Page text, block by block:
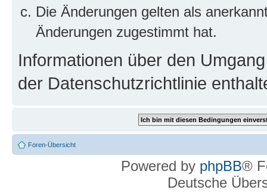
Die Änderungen gelten als
Änderungen zugestimmt hat.
Informationen über den
der Datenschutzrichtlinie
Foren-Übersicht
Powered by phpBB®
Deutsche